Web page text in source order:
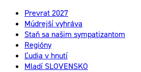
Prevrat 2027
Múdrejší vyhráva
Staň sa našim sympatizantom
Regióny
Ľudia v hnutí
Mladí SLOVENSKO